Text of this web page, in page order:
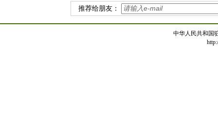
推荐给朋友：
中华人民共和国